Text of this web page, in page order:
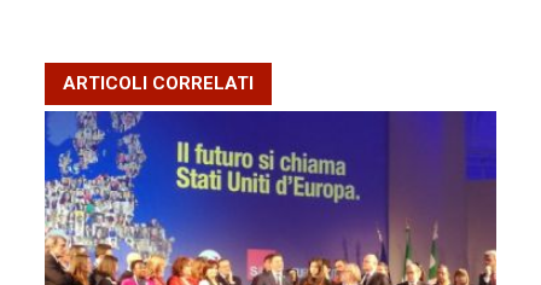
ARTICOLI CORRELATI